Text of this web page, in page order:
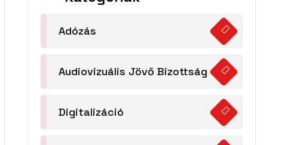
Adózás
Audiovizuális Jövő Bizottság
Digitalizáció